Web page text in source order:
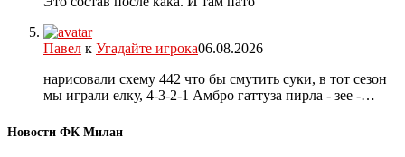
Павел к Угадайте игрока06.08.2026
нарисовали схему 442 что бы смутить суки, в тот сезон
мы играли елку, 4-3-2-1 Амбро гаттуза пирла - зее -…
Новости ФК Милан